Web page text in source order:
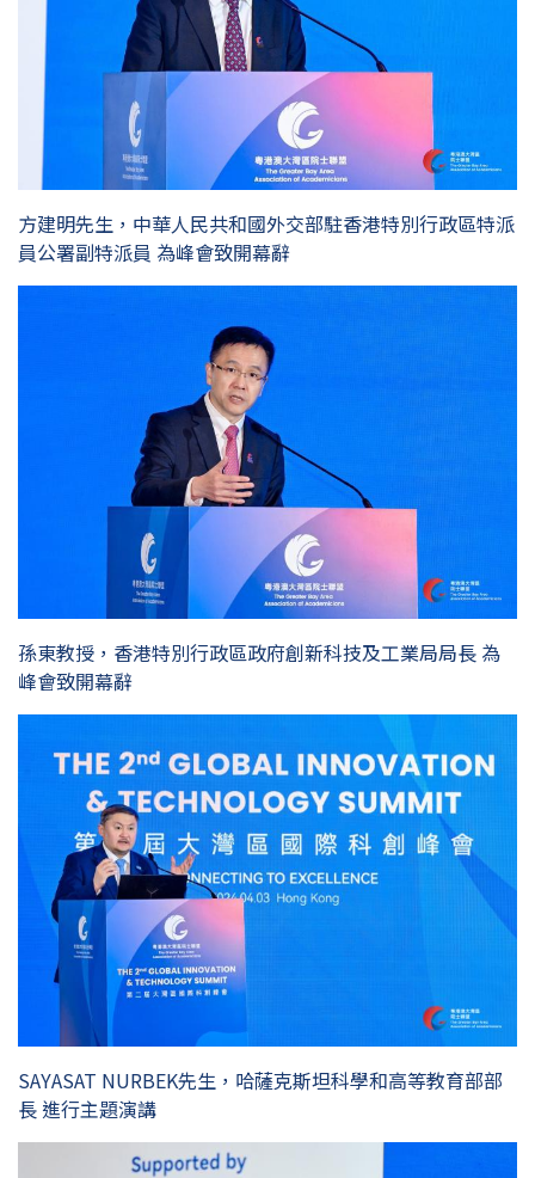
方建明先生，中華人民共和國外交部駐香港特別行政區特派
員公署副特派員 為峰會致開幕辭
孫東教授，香港特別行政區政府創新科技及工業局局長 為
峰會致開幕辭
SAYASAT NURBEK先生，哈薩克斯坦科學和高等教育部部
長 進行主題演講